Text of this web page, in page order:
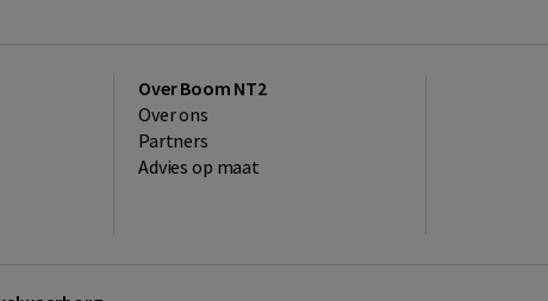
Over Boom NT2
Over ons
Partners
Advies op maat